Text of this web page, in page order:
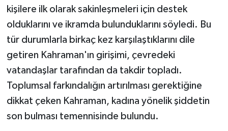
kişilere ilk olarak sakinleşmeleri için destek
olduklarını ve ikramda bulunduklarını söyledi. Bu
tür durumlarla birkaç kez karşılaştıklarını dile
getiren Kahraman'ın girişimi, çevredeki
vatandaşlar tarafından da takdir topladı.
Toplumsal farkındalığın artırılması gerektiğine
dikkat çeken Kahraman, kadına yönelik şiddetin
son bulması temennisinde bulundu.